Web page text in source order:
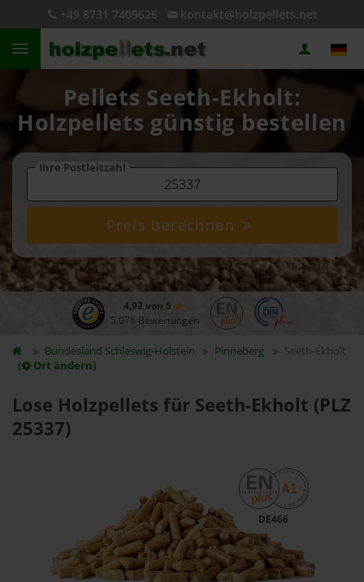
+49 8731 7409626 kontakt@holzpellets.net
Pellets Seeth-Ekholt:
Holzpellets günstig bestellen
Ihre Postleitzahl
Preis berechnen
4,92 von 5
5.076 Bewertungen
Bundesland Schleswig-Holstein Pinneberg
Seeth-Ekholt
(
Ort ändern)
Lose Holzpellets für Seeth-Ekholt (PLZ
25337)
DE466